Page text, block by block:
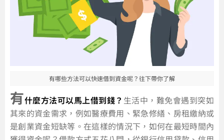
有哪些方法可以快速借到資金呢？往下帶你了解
有什麼方法可以馬上借到錢？ 生活中，難免會遇到突如
其來的資金需求，例如醫療費用、緊急修繕、房租繳納或
是創業資金短缺等。在這樣的情況下，如何在最短時間內